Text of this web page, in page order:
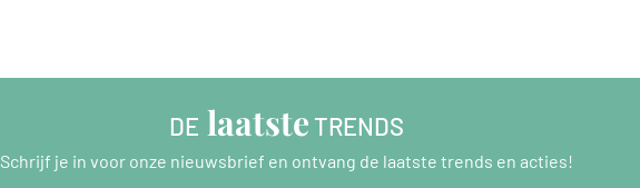
DE laatste TRENDS
Schrijf je in voor onze nieuwsbrief en ontvang de laatste trends en acties!